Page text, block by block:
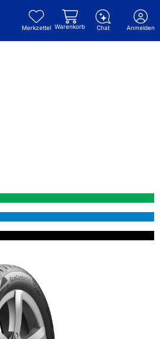
Merkzettel Warenkorb Chat Anmelden